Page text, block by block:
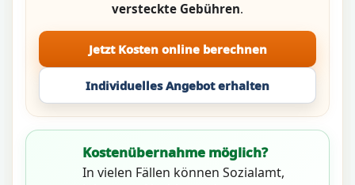
versteckte Gebühren.
Jetzt Kosten online berechnen
Individuelles Angebot erhalten
Kostenübernahme möglich?
In vielen Fällen können Sozialamt,